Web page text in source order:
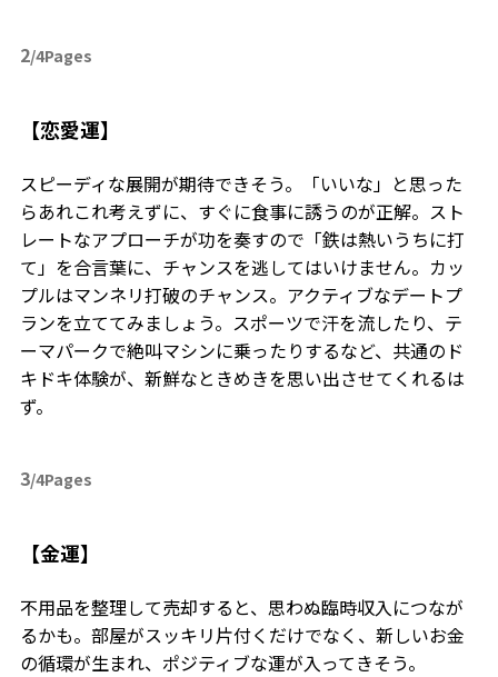
2/4Pages
【恋愛運】
スピーディな展開が期待できそう。「いいな」と思った
らあれこれ考えずに、すぐに食事に誘うのが正解。スト
レートなアプローチが功を奏すので「鉄は熱いうちに打
て」を合言葉に、チャンスを逃してはいけません。カッ
プルはマンネリ打破のチャンス。アクティブなデートプ
ランを立ててみましょう。スポーツで汗を流したり、テ
ーマパークで絶叫マシンに乗ったりするなど、共通のド
キドキ体験が、新鮮なときめきを思い出させてくれるは
ず。
3/4Pages
【金運】
不用品を整理して売却すると、思わぬ臨時収入につなが
るかも。部屋がスッキリ片付くだけでなく、新しいお金
の循環が生まれ、ポジティブな運が入ってきそう。